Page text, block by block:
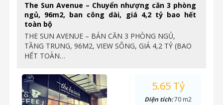
The Sun Avenue – Chuyển nhượng căn 3 phòng
ngủ, 96m2, ban công dài, giá 4,2 tỷ bao hết
toàn bộ
THE SUN AVENUE – BÁN CĂN 3 PHÒNG NGỦ,
TẦNG TRUNG, 96M2, VIEW SÔNG, GIÁ 4,2 TỶ (BAO
HẾT TOÀN…
5.65 Tỷ
Diện tích:70 m2